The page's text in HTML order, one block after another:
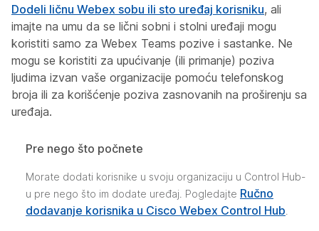
Dodeli ličnu Webex sobu ili sto uređaj korisniku, ali
imajte na umu da se lični sobni i stolni uređaji mogu
koristiti samo za Webex Teams pozive i sastanke. Ne
mogu se koristiti za upućivanje (ili primanje) poziva
ljudima izvan vaše organizacije pomoću telefonskog
broja ili za korišćenje poziva zasnovanih na proširenju sa
uređaja.
Pre nego što počnete
Morate dodati korisnike u svoju organizaciju u Control Hub-
u pre nego što im dodate uređaj. Pogledajte Ručno
dodavanje korisnika u Cisco Webex Control Hub